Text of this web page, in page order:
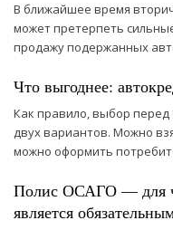
В ближайшее время
может претерпеть
продажу подержанных
Что выгоднее:
Как правило, выбор
двух вариантов. Можно
можно оформить
Полис ОСАГО — для
является